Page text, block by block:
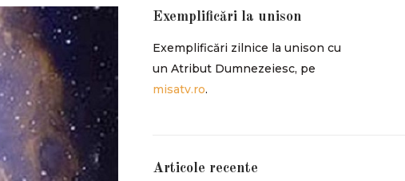
Exemplificări la unison
Exemplificări zilnice la unison cu
un Atribut Dumnezeiesc, pe
misatv.ro.
Articole recente